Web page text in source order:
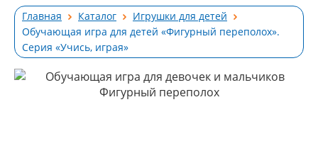
Главная Каталог
Игрушки для детей
Обучающая игра для детей «Фигурный переполох».
Серия «Учись, играя»